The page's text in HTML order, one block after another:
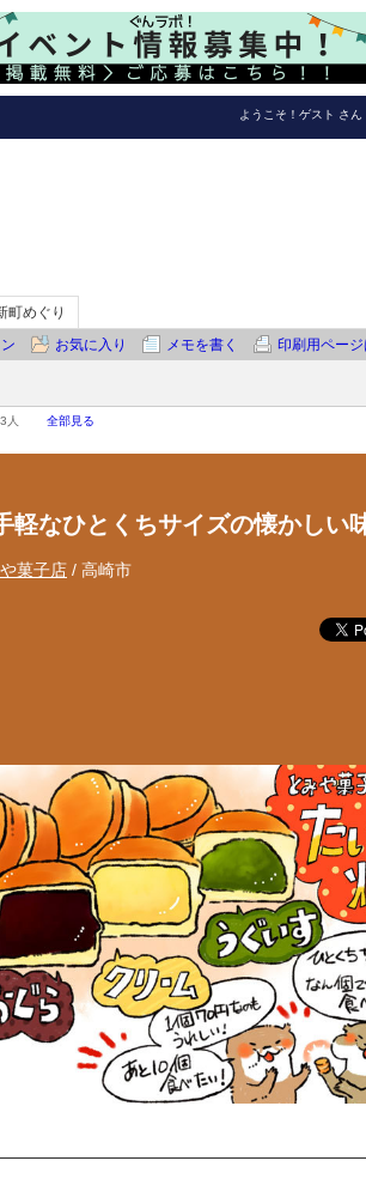
ようこそ！ ゲスト さん
町めぐり
お気に入り メモを書く 印刷用ページ
3人 全部見る
軽なひとくちサイズの懐かしい
菓子店 / 高崎市